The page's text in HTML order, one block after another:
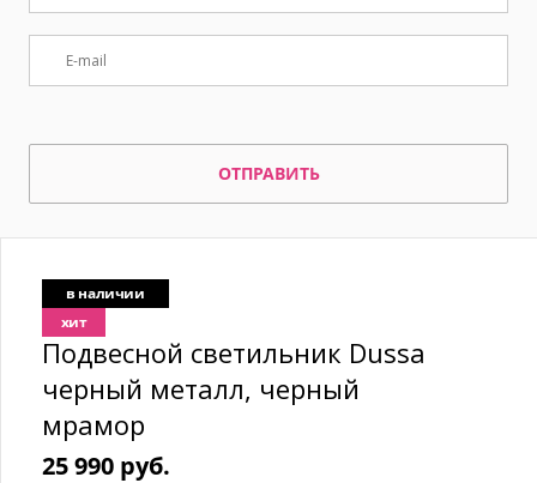
ОТПРАВИТЬ
в наличии
хит
Подвесной светильник Dussa
черный металл, черный
мрамор
25 990 руб.